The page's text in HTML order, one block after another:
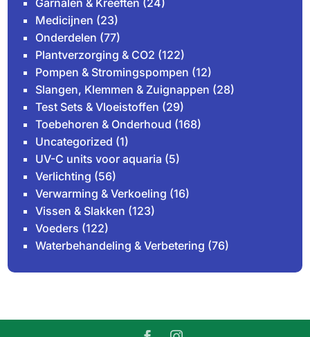
Garnalen & Kreeften (24)
Medicijnen (23)
Onderdelen (77)
Plantverzorging & CO2 (122)
Pompen & Stromingspompen (12)
Slangen, Klemmen & Zuignappen (28)
Test Sets & Vloeistoffen (29)
Toebehoren & Onderhoud (168)
Uncategorized (1)
UV-C units voor aquaria (5)
Verlichting (56)
Verwarming & Verkoeling (16)
Vissen & Slakken (123)
Voeders (122)
Waterbehandeling & Verbetering (76)